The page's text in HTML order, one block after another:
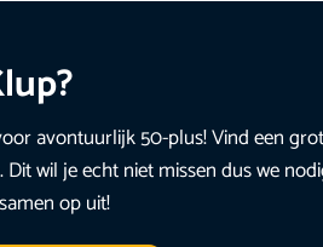
avontuurlijk 50-plus! Vind een
Dit wil je echt niet missen dus we
op uit!